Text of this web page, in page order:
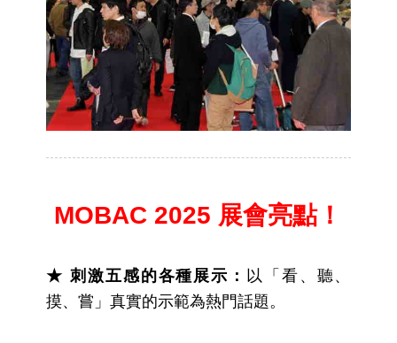
MOBAC 2025 展會亮點！
★ 刺激五感的各種展示： 以「看、聽、
摸、嘗」真實的示範為熱門話題。